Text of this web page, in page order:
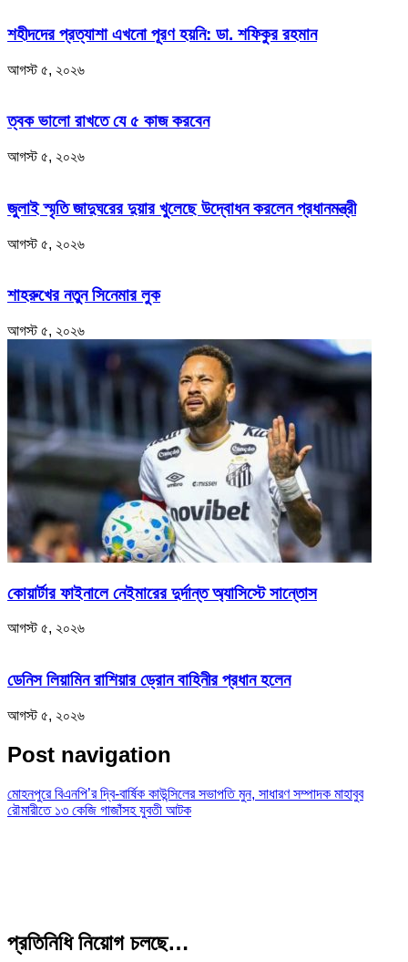
শহীদদের প্রত্যাশা এখনো পূরণ হয়নি: ডা. শফিকুর রহমান
আগস্ট ৫, ২০২৬
ত্বক ভালো রাখতে যে ৫ কাজ করবেন
আগস্ট ৫, ২০২৬
জুলাই স্মৃতি জাদুঘরের দুয়ার খুলেছে উদ্বোধন করলেন প্রধানমন্ত্রী
আগস্ট ৫, ২০২৬
শাহরুখের নতুন সিনেমার লুক
আগস্ট ৫, ২০২৬
কোয়ার্টার ফাইনালে নেইমারের দুর্দান্ত অ্যাসিস্টে সান্তোস
আগস্ট ৫, ২০২৬
ডেনিস লিয়ামিন রাশিয়ার ড্রোন বাহিনীর প্রধান হলেন
আগস্ট ৫, ২০২৬
Post navigation
মোহনপুরে বিএনপি’র দ্বি-বার্ষিক কাউন্সিলের সভাপতি মুন, সাধারণ সম্পাদক মাহাবুব
রৌমারীতে ১৩ কেজি গাজাঁসহ যুবতী আটক
প্রতিনিধি নিয়োগ চলছে…